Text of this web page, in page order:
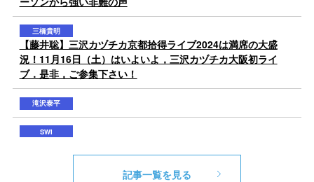
記事一覧を見る